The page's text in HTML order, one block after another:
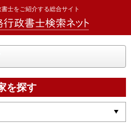
士をご紹介する総合サイト
を探す